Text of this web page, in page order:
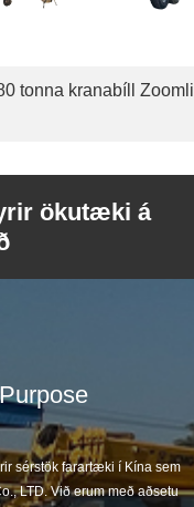
tonna kranabíll Zoomlion
ökutæki á
sérstök farartæki í Kína sem
LTD. Við erum með aðsetu